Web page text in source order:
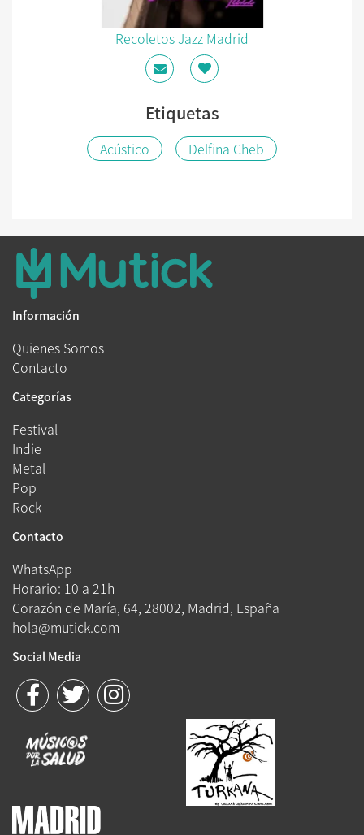
Recoletos Jazz Madrid
Etiquetas
Acústico Delfina Cheb
Información
Quienes Somos
Contacto
Categorías
Festival
Indie
Metal
Pop
Rock
Contacto
WhatsApp
Horario: 10 a 21h
Corazón de María, 64, 28002, Madrid, España
hola@mutick.com
Social Media